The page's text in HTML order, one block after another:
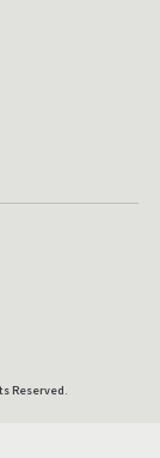
Reserved.